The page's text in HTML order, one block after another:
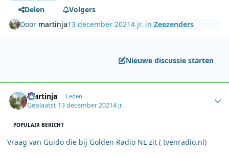
Delen
Volgers
Door martinja13 december 20214 jr. inZeezenders
Nieuwe discussie starten
martinja Leden
Geplaatst 13 december 20214 jr.
POPULAIR BERICHT
Vraag van Guido die bij Golden Radio NL zit ( tvenradio.nl)